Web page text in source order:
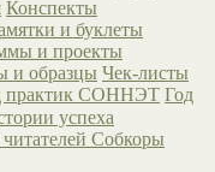
Конспекты
и буклеты
и проекты
и образцы Чек-листы
практик СОННЭТ Год
успеха
Собкоры